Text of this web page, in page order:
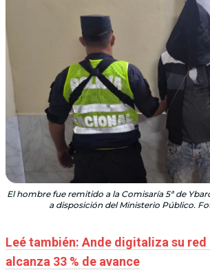
El hombre fue remitido a la Comisaría 5ª de
a disposición del Ministerio Público.
Leé también: Ande digitaliza su
alcanza 33 % de avance